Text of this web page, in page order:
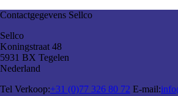
Contactgegevens Sellco
Sellco
Koningstraat 48
5931 BX Tegelen
Nederland
Tel Verkoop:+31 (0)77 326 80 72 E-mail: